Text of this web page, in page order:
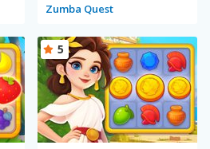
Zumba Quest
5